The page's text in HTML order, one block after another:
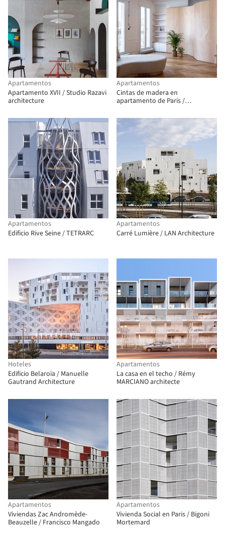
Apartamentos
Apartamento XVII / Studio Razavi
architecture
Apartamentos
Cintas de madera en
apartamento de Paris /
Apartamentos
Edificio Rive Seine / TETRARC
Apartamentos
Carré Lumière / LAN Architecture
Hoteles
Edificio Belaroïa / Manuelle
Gautrand Architecture
Apartamentos
La casa en el techo / Rémy
MARCIANO architecte
Apartamentos
Viviendas Zac Andromède-
Beauzelle / Francisco Mangado
Apartamentos
Vivienda Social en Paris / Bigoni
Mortemard